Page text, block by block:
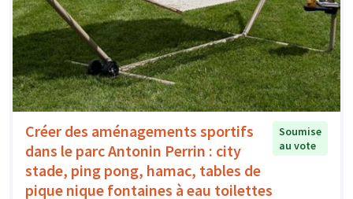
Créer des aménagements sportifs
dans le parc Antonin Perrin : city
stade, ping pong, hamac, tables de
pique nique fontaines à eau toilettes
Soumise
au vote